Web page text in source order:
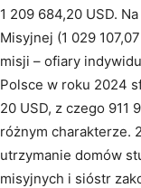
1 209 684,20 USD.
Misyjnej (1 029
misji – ofiary
Polsce w roku 2024
20 USD, z czego 911
różnym charakterze.
utrzymanie domów
misyjnych i sióstr